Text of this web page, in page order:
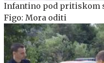
Infantino pod pritiskom
Figo: Mora oditi